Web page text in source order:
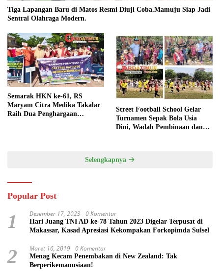
Tiga Lapangan Baru di Matos Resmi Diuji Coba.Mamuju Siap Jadi
Sentral Olahraga Modern.
Semarak HKN ke-61, RS
Maryam Citra Medika Takalar
Raih Dua Penghargaan
Street Football School Gelar
Turnamen Sepak Bola Usia
Dini, Wadah Pembinaan dan
Selengkapnya
Popular Post
1 Desember 17, 2023 0 Komentar
Hari Juang TNI AD ke-78 Tahun 2023 Digelar Terpusat di
Makassar, Kasad Apresiasi Kekompakan Forkopimda Sulsel
2 Maret 16, 2019 0 Komentar
Menag Kecam Penembakan di New Zealand: Tak
Berperikemanusiaan!